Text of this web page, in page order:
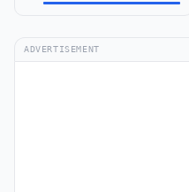
ADVERTISEMENT